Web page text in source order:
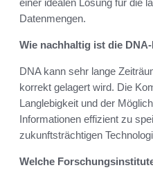
Datenmengen.
Wie nachhaltig ist die
DNA kann sehr lange
korrekt gelagert wird. Die
Langlebigkeit und der
Informationen effizient zu
zukunftsträchtigen
Welche